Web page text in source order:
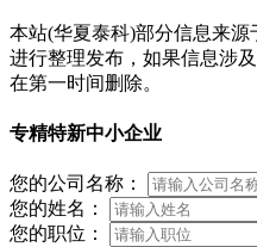
本站(华夏泰科)部分信息来
进行整理发布，如果信息涉
在第一时间删除。
专精特新中小企业
您的公司名称：
您的姓名：
您的职位：